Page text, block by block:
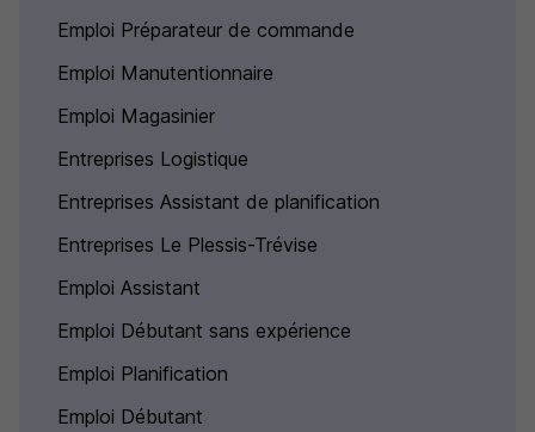
Emploi Préparateur de commande
Emploi Manutentionnaire
Emploi Magasinier
Entreprises Logistique
Entreprises Assistant de planification
Entreprises Le Plessis-Trévise
Emploi Assistant
Emploi Débutant sans expérience
Emploi Planification
Emploi Débutant